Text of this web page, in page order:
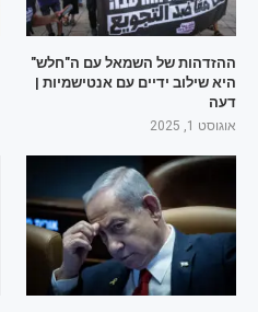
ההזדהות של השמאל עם ה"חלש"
היא שילוב ידיים עם אנטישמיות |
דעה
אוגוסט 1, 2025